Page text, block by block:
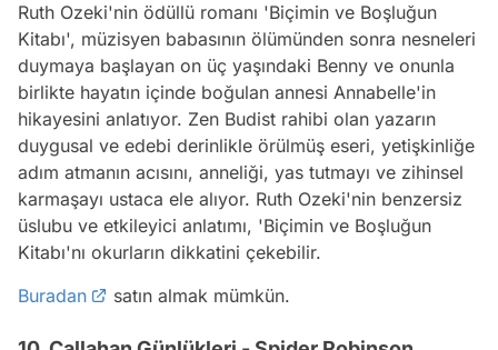
Ruth Ozeki'nin ödüllü romanı 'Biçimin ve Boşluğun
Kitabı', müzisyen babasının ölümünden sonra nesneleri
duymaya başlayan on üç yaşındaki Benny ve onunla
birlikte hayatın içinde boğulan annesi Annabelle'in
hikayesini anlatıyor. Zen Budist rahibi olan yazarın
duygusal ve edebi derinlikle örülmüş eseri, yetişkinliğe
adım atmanın acısını, anneliği, yas tutmayı ve zihinsel
karmaşayı ustaca ele alıyor. Ruth Ozeki'nin benzersiz
üslubu ve etkileyici anlatımı, 'Biçimin ve Boşluğun
Kitabı'nı okurların dikkatini çekebilir.
Buradan
satın almak mümkün.